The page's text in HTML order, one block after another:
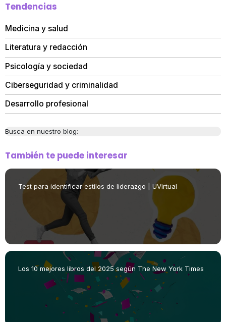
Tendencias
Medicina y salud
Literatura y redacción
Psicología y sociedad
Ciberseguridad y criminalidad
Desarrollo profesional
Busca en nuestro blog:
También te puede interesar
Test para identificar estilos de liderazgo | UVirtual
Los 10 mejores libros del 2025 según The New York Times